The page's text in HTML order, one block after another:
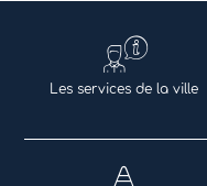
Les services de la ville